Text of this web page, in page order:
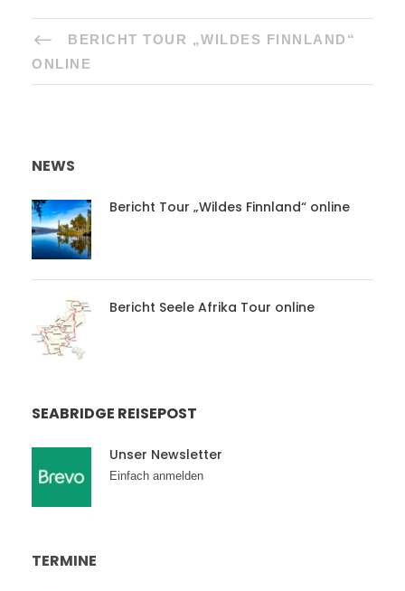
BERICHT TOUR „WILDES FINNLAND“
ONLINE
NEWS
Bericht Tour „Wildes Finnland“ online
Bericht Seele Afrika Tour online
SEABRIDGE REISEPOST
Unser Newsletter
Einfach anmelden
TERMINE